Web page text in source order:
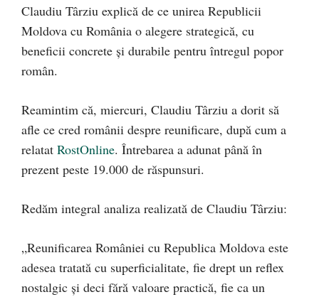
Claudiu Târziu explică de ce unirea Republicii
Moldova cu România o alegere strategică, cu
beneficii concrete și durabile pentru întregul popor
român.
Reamintim că, miercuri, Claudiu Târziu a dorit să
afle ce cred românii despre reunificare, după cum a
relatat RostOnline. Întrebarea a adunat până în
prezent peste 19.000 de răspunsuri.
Redăm integral analiza realizată de Claudiu Târziu:
„Reunificarea României cu Republica Moldova este
adesea tratată cu superficialitate, fie drept un reflex
nostalgic și deci fără valoare practică, fie ca un